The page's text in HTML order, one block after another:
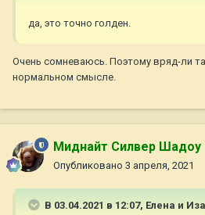
да, это точно голден.
Очень сомневаюсь. Поэтому вряд-ли
нормальном смысле.
Миднайт Силвер Шадоу
Опубликовано 3 апреля, 2021
В 03.04.2021 в 12:07, Елена и